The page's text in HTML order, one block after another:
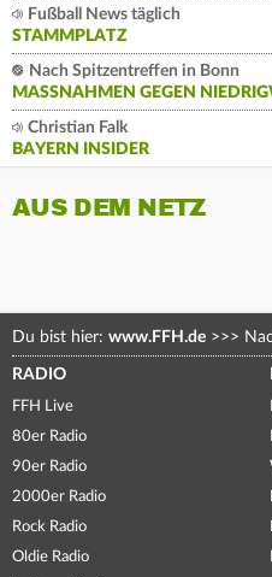
Fußball News täglich
STAMMPLATZ
Nach Spitzentreffen in Bonn
MASSNAHMEN GEGEN
Christian Falk
BAYERN INSIDER
AUS DEM NETZ
Du bist hier: www.FFH.de >>>
RADIO
FFH Live
80er Radio
90er Radio
2000er Radio
Rock Radio
Oldie Radio